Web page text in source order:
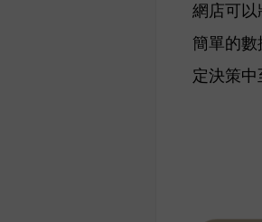
網店可以
簡單的數
定決策